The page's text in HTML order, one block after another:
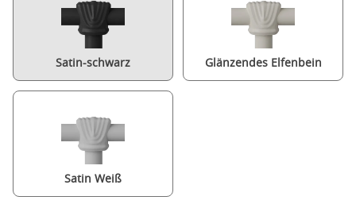
Satin-schwarz Glänzendes Elfenbein
Satin Weiß